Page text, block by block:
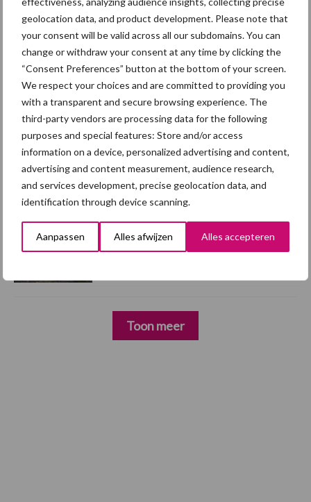
geolocation data, and product development. Please note that
your consent will be valid across all our subdomains. You can
change or withdraw your consent at any time by clicking the
“Consent Preferences” button at the bottom of your screen.
We respect your choices and are committed to providing you
with a transparent and secure browsing experience. The
third-party vendors are processing data for the following
purposes and special features: Store and/or access
information on a device, personalized advertising and content,
advertising and content measurement, audience research,
and services development, precise geolocation data, and
identification through device scanning.
Aanpassen Alles afwijzen Alles accepteren
7 aug
Hittestress: wat gebeurt er en hoe
kunnen we het voorkomen?
5 aug
“Vraag naar praktische
hygieneoplossingen is in Polen
groter dan ooit”
5 aug
Eliminatieprotocol voor
Mycoplasma hyopneumoniae
4 aug
AVP in Finland onderstreept dat
alertheid belangrijk is, zeker nu
Toon meer